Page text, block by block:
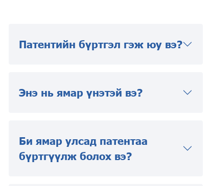
Патентийн бүртгэл гэж юу вэ?
Энэ нь ямар үнэтэй вэ?
Би ямар улсад патентаа
бүртгүүлж болох вэ?